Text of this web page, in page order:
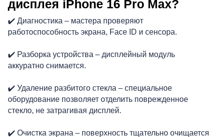
дисплея iPhone 16 Pro Max?
✔️ Диагностика – мастера проверяют
работоспособность экрана, Face ID и сенсора.
✔️ Разборка устройства – дисплейный модуль
аккуратно снимается.
✔️ Удаление разбитого стекла – специальное
оборудование позволяет отделить поврежденное
стекло, не затрагивая дисплей.
✔️ Очистка экрана – поверхность тщательно очищается